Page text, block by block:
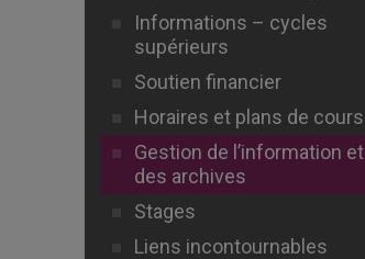
Informations – cycles
supérieurs
Soutien financier
Horaires et plans de cours
Gestion de l’information et
des archives
Stages
Liens incontournables